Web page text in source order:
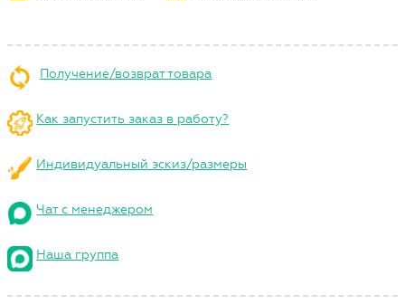
Получение/возврат товара
Как запустить заказ в работу?
Индивидуальный эскиз/размеры
Чат с менеджером
Наша группа